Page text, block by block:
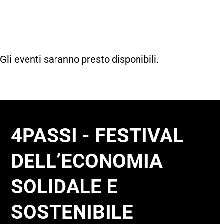
Gli eventi saranno presto disponibili.
4PASSI - FESTIVAL
DELL’ECONOMIA
SOLIDALE E
SOSTENIBILE